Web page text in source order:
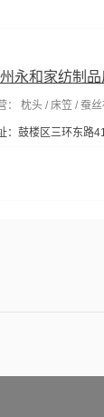
永和家纺制品
： 枕头 / 床笠 / 蚕
：鼓楼区三环东路